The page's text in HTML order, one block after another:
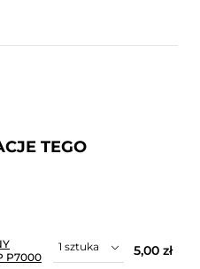
TEGO
P7000
5,00 zł